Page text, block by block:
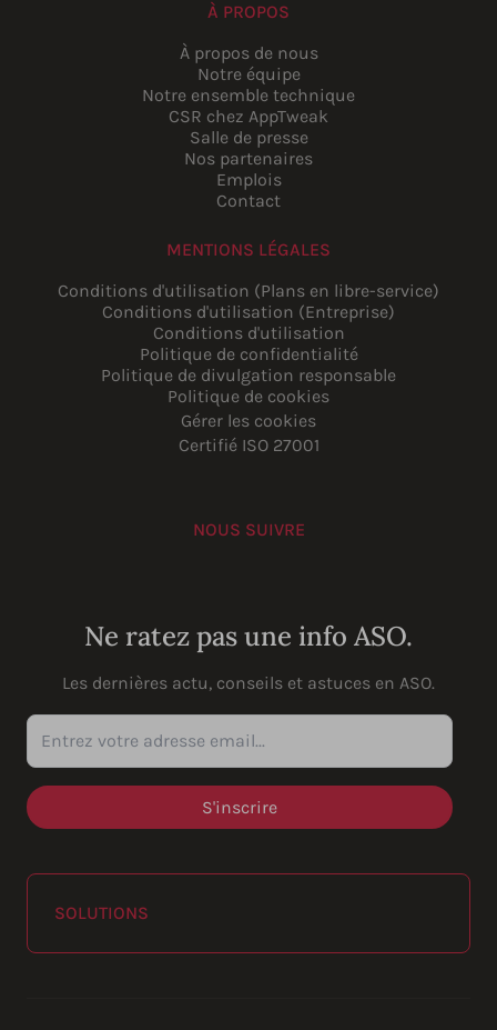
À PROPOS
À propos de nous
Notre équipe
Notre ensemble technique
CSR chez AppTweak
Salle de presse
Nos partenaires
Emplois
Contact
MENTIONS LÉGALES
Conditions d'utilisation (Plans en libre-service)
Conditions d'utilisation (Entreprise)
Conditions d'utilisation
Politique de confidentialité
Politique de divulgation responsable
Politique de cookies
Gérer les cookies
Certifié ISO 27001
NOUS SUIVRE
Ne ratez pas une info ASO.
Les dernières actu, conseils et astuces en ASO.
Entrez votre adresse email...
SOLUTIONS